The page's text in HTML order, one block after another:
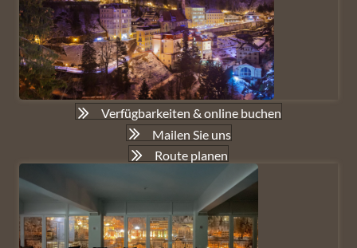
Verfügbarkeiten & online buchen
Mailen Sie uns
Route planen